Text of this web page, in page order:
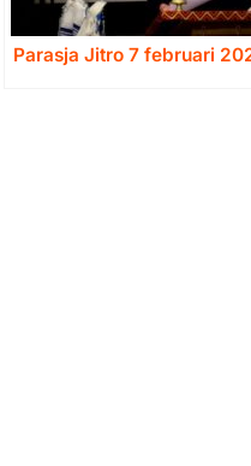
Parasja Jitro 7 februari